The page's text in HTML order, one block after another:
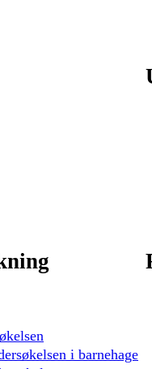
i barnehage